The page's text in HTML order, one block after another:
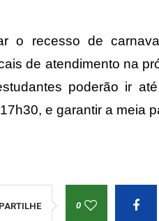
o recesso de
de atendimento na
poderão ir
e garantir a meia
0